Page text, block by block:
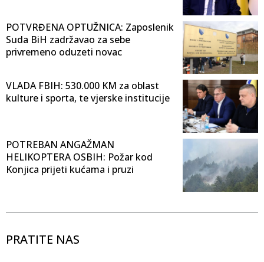
POTVRĐENA OPTUŽNICA: Zaposlenik
Suda BiH zadržavao za sebe
privremeno oduzeti novac
VLADA FBIH: 530.000 KM za oblast
kulture i sporta, te vjerske institucije
POTREBAN ANGAŽMAN
HELIKOPTERA OSBIH: Požar kod
Konjica prijeti kućama i pruzi
PRATITE NAS